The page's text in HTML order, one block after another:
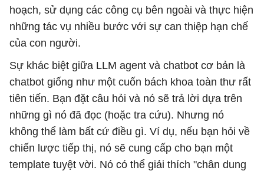
hoạch, sử dụng các công cụ bên ngoài và thực hiện
những tác vụ nhiều bước với sự can thiệp hạn chế
của con người.
Sự khác biệt giữa LLM agent và chatbot cơ bản là
chatbot giống như một cuốn bách khoa toàn thư rất
tiên tiến. Bạn đặt câu hỏi và nó sẽ trả lời dựa trên
những gì nó đã đọc (hoặc tra cứu). Nhưng nó
không thể làm bất cứ điều gì. Ví dụ, nếu bạn hỏi về
chiến lược tiếp thị, nó sẽ cung cấp cho bạn một
template tuyệt vời. Nó có thể giải thích "chân dung